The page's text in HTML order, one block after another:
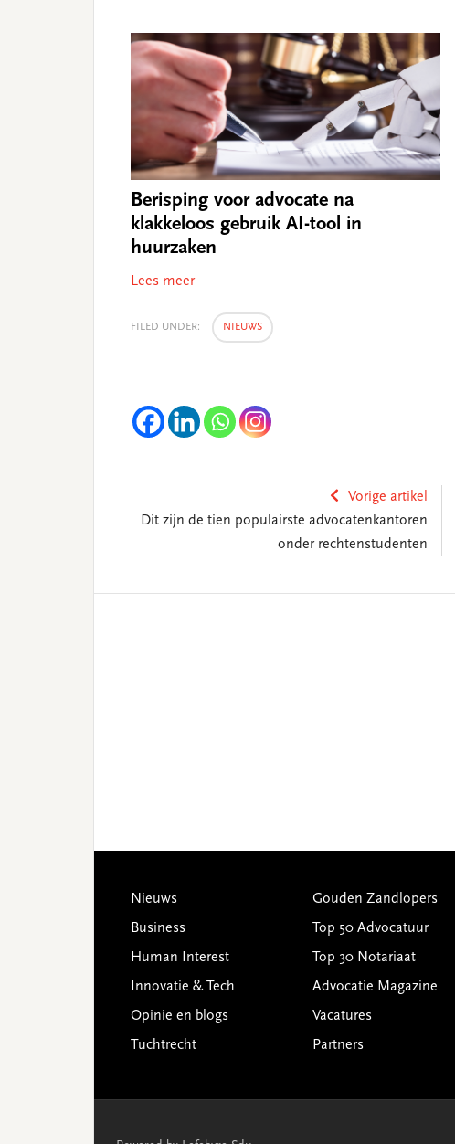
Berisping voor advocate na
klakkeloos gebruik AI-tool in
huurzaken
Lees meer
FILED UNDER: NIEUWS
Vorige artikel
Dit zijn de tien populairste advocatenkantoren
onder rechtenstudenten
Footer
Nieuws
Business
Human Interest
Innovatie & Tech
Opinie en blogs
Tuchtrecht
Gouden Zandlopers
Top 50 Advocatuur
Top 30 Notariaat
Advocatie Magazine
Vacatures
Partners